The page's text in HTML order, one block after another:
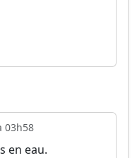
03h58
en eau.